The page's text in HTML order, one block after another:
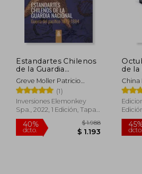
Estandartes Chilenos
de la Guardia
Nacional. Guerra del
Pacífico 1879-1884.
FULL COLOR.
Greve Moller Patricio
Roberto
(1)
Inversiones Elemonkey
Spa., 2022, 1 Edición, Tapa
Blanda, Nuevo
de la
China